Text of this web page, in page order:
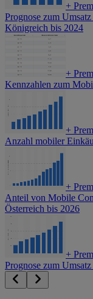
+
Prognose zum
Königreich bis 2024
+
Kennzahlen zum
+
Anzahl mobiler
+
Anteil von Mobile
Österreich bis 2026
+
Prognose zum